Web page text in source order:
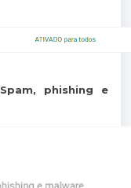
Spam, phishing e